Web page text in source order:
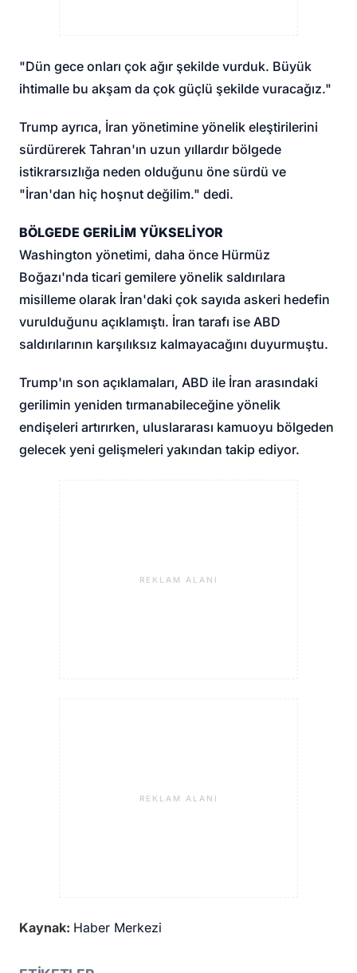
"Dün gece onları çok ağır şekilde vurduk. Büyük
ihtimalle bu akşam da çok güçlü şekilde vuracağız."
Trump ayrıca, İran yönetimine yönelik eleştirilerini
sürdürerek Tahran'ın uzun yıllardır bölgede
istikrarsızlığa neden olduğunu öne sürdü ve
"İran'dan hiç hoşnut değilim." dedi.
BÖLGEDE GERİLİM YÜKSELİYOR
Washington yönetimi, daha önce Hürmüz
Boğazı'nda ticari gemilere yönelik saldırılara
misilleme olarak İran'daki çok sayıda askeri hedefin
vurulduğunu açıklamıştı. İran tarafı ise ABD
saldırılarının karşılıksız kalmayacağını duyurmuştu.
Trump'ın son açıklamaları, ABD ile İran arasındaki
gerilimin yeniden tırmanabileceğine yönelik
endişeleri artırırken, uluslararası kamuoyu bölgeden
gelecek yeni gelişmeleri yakından takip ediyor.
REKLAM ALANI
REKLAM ALANI
Kaynak: Haber Merkezi